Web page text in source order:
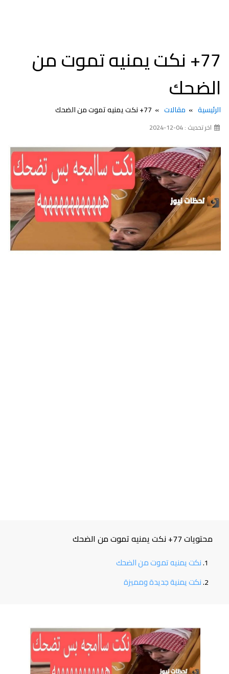
77+ نكت يمنيه تموت من
الضحك
الرئيسية مقالات 77+ نكت يمنيه تموت من الضحك
اخر تحديث : 04-12-2024
محتويات 77+ نكت يمنيه تموت من الضحك
نكت يمنيه تموت من الضحك
نكت يمنية جديدة ومميزة